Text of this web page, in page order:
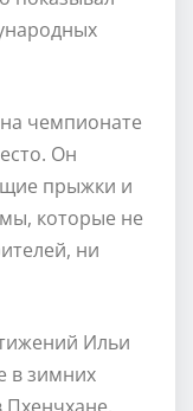
чемпионате
Он
прыжки и
которые не
ни
Ильи
в зимних